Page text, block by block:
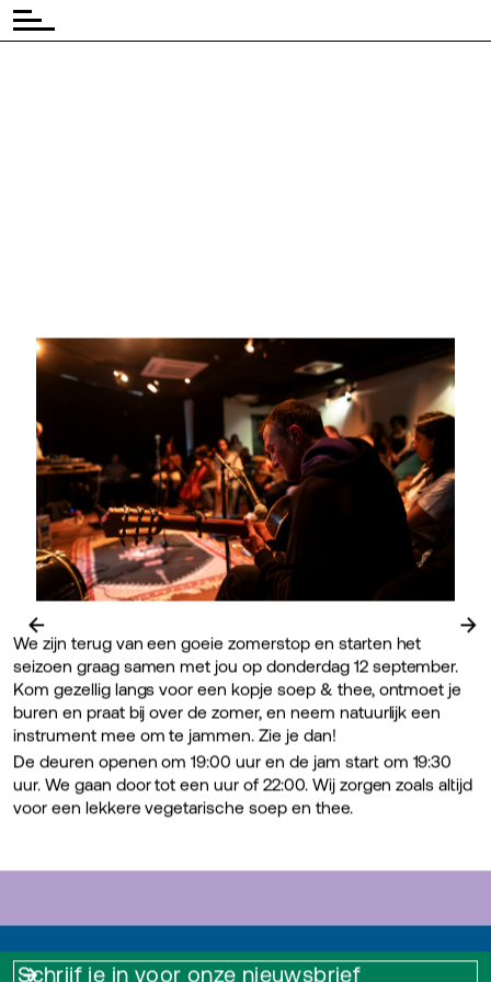
← →
We zijn terug van een goeie zomerstop en starten het
seizoen graag samen met jou op donderdag 12 september.
Kom gezellig langs voor een kopje soep & thee, ontmoet je
buren en praat bij over de zomer, en neem natuurlijk een
instrument mee om te jammen. Zie je dan!
De deuren openen om 19:00 uur en de jam start om 19:30
uur. We gaan door tot een uur of 22:00. Wij zorgen zoals altijd
voor een lekkere vegetarische soep en thee.